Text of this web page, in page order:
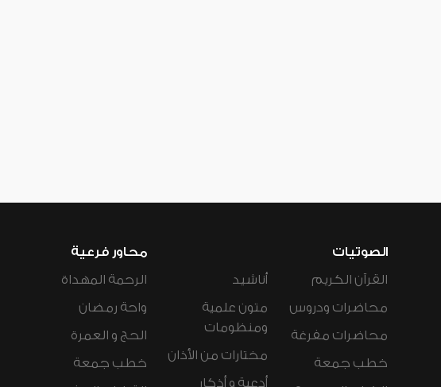
الصوتيات
القرآن الكريم
محاضرات ودروس
محاضرات مفرغة
خطب جمعة
أناشيد
متون علمية
ومنظومات
مختارات من الأذان
أدعية و أذكار
محاور فرعية
الرحمة المهداة
واحة رمضان
الحج و العمرة
خطب جمعة